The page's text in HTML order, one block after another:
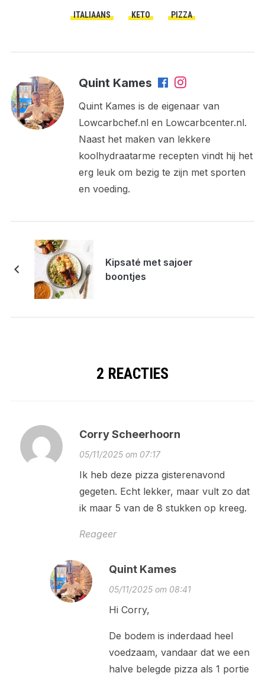
ITALIAANS KETO PIZZA
Quint Kames
Quint Kames is de eigenaar van
Lowcarbchef.nl en Lowcarbcenter.nl.
Naast het maken van lekkere
koolhydraatarme recepten vindt hij het
erg leuk om bezig te zijn met sporten
en voeding.
Kipsaté met sajoer
boontjes
2 REACTIES
Corry Scheerhoorn
05/11/2025 om 07:17
Ik heb deze pizza gisterenavond
gegeten. Echt lekker, maar vult zo dat
ik maar 5 van de 8 stukken op kreeg.
Reageer
Quint Kames
05/11/2025 om 08:41
Hi Corry,
De bodem is inderdaad heel
voedzaam, vandaar dat we een
halve belegde pizza als 1 portie